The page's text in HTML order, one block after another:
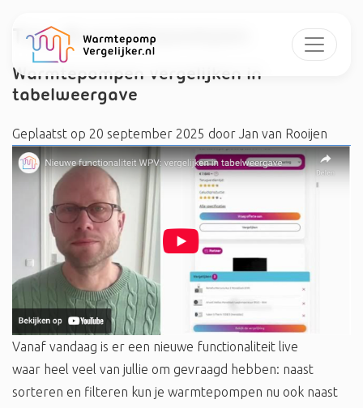
Tag:#warmtepompen
Warmtepompen vergelijken in
tabelweergave
Geplaatst op 20 september 2025 door Jan van Rooijen
Vanaf vandaag is er een nieuwe functionaliteit live
waar heel veel van jullie om gevraagd hebben: naast
sorteren en filteren kun je warmtepompen nu ook naast